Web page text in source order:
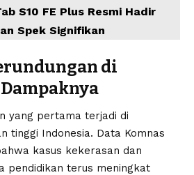
S10 FE Plus Resmi Hadir
Spek Signifikan
di
yang pertama terjadi di
tinggi Indonesia. Data Komnas
kasus kekerasan dan
pendidikan terus meningkat